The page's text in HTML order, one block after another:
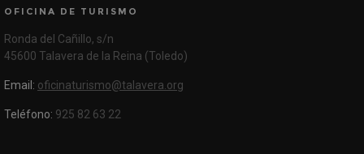
OFICINA DE TURISMO
Ronda del Cañillo, s/n
45600 Talavera de la Reina (Toledo)
Email: oficinaturismo@talavera.org
Teléfono: 925 82 63 22